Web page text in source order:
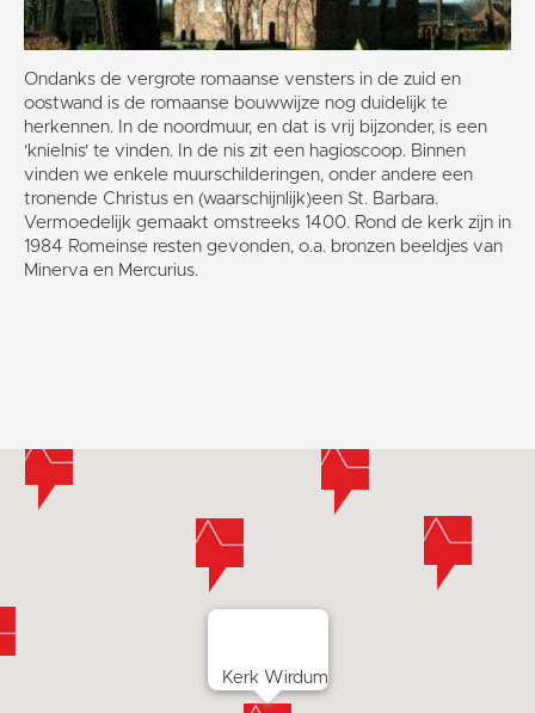
Ondanks de vergrote romaanse vensters in de zuid en
oostwand is de romaanse bouwwijze nog duidelijk te
herkennen. In de noordmuur, en dat is vrij bijzonder, is een
‘knielnis' te vinden. In de nis zit een hagioscoop. Binnen
vinden we enkele muurschilderingen, onder andere een
tronende Christus en (waarschijnlijk)een St. Barbara.
Vermoedelijk gemaakt omstreeks 1400. Rond de kerk zijn in
1984 Romeinse resten gevonden, o.a. bronzen beeldjes van
Minerva en Mercurius.
Kerk Wirdum